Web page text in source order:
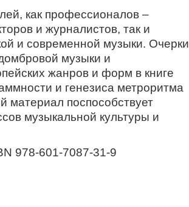
как профессионалов –
и журналистов, так и
и современной музыки. Очерки
музыки и
жанров и форм в книге
и генезиса метроритма
материал поспособствует
музыкальной культуры и
978-601-7087-31-9